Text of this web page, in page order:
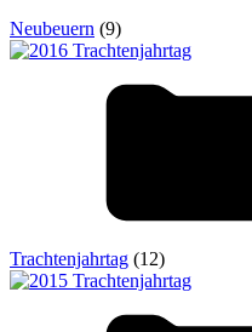
Neubeuern (9)
Trachtenjahrtag (12)